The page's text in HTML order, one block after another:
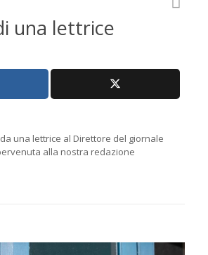
una lettrice
una lettrice al Direttore del giornale
alla nostra redazione